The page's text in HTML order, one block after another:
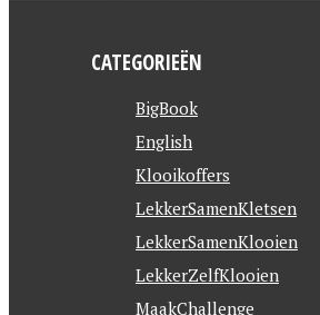
CATEGORIEËN
BigBook
English
Klooikoffers
LekkerSamenKletsen
LekkerSamenKlooien
LekkerZelfKlooien
MaakChallenge